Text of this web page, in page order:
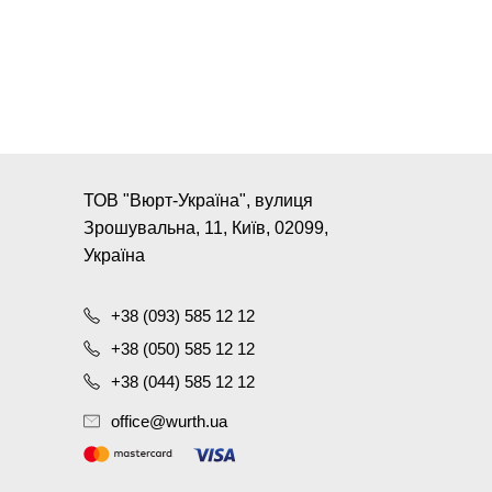
ТОВ "Вюрт-Україна", вулиця
Зрошувальна, 11, Київ, 02099,
Україна
+38 (093) 585 12 12
+38 (050) 585 12 12
+38 (044) 585 12 12
office@wurth.ua